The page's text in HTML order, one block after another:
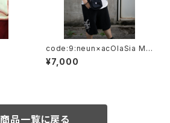
code:9:neun×acOlaSia Min
i shoulder bag
¥7,000
商品一覧に戻る